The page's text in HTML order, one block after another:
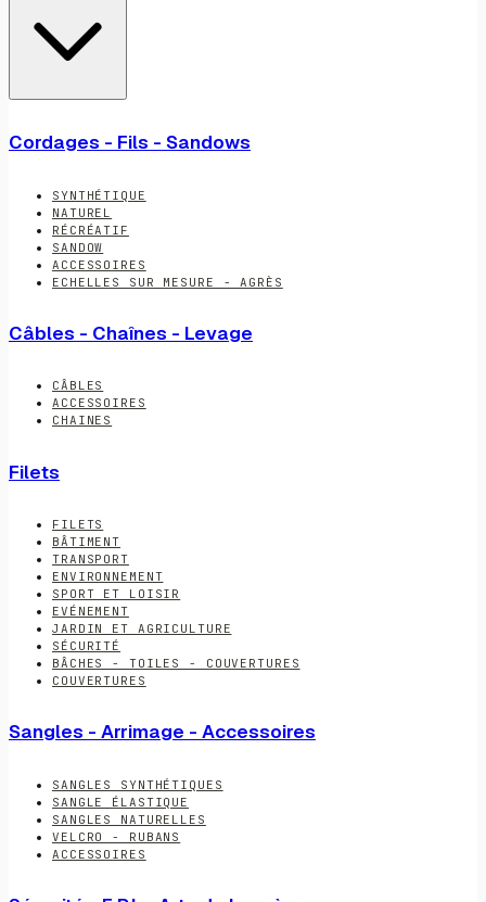
Cordages - Fils - Sandows
SYNTHÉTIQUE
NATUREL
RÉCRÉATIF
SANDOW
ACCESSOIRES
ECHELLES SUR MESURE - AGRÈS
Câbles - Chaînes - Levage
CÂBLES
ACCESSOIRES
CHAINES
Filets
FILETS
BÂTIMENT
TRANSPORT
ENVIRONNEMENT
SPORT ET LOISIR
EVÉNEMENT
JARDIN ET AGRICULTURE
SÉCURITÉ
BÂCHES - TOILES - COUVERTURES
COUVERTURES
Sangles - Arrimage - Accessoires
SANGLES SYNTHÉTIQUES
SANGLE ÉLASTIQUE
SANGLES NATURELLES
VELCRO - RUBANS
ACCESSOIRES